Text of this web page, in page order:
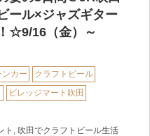
ール×ジャズギター
☆9/16（金）～
ンカー
クラフトビール
ビレッジマート吹田
ト 吹田でクラフトビール生活